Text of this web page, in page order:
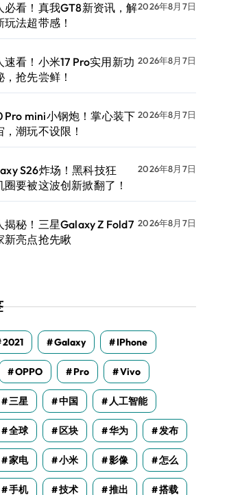
必看！真我GT8新资讯，解
法超带感！
2026年8月7日
速看！小米17 Pro实用新功
抢先尝鲜！
2026年8月7日
Pro mini小钢炮！掌心装下
，潮玩不设限！
2026年8月7日
S26炸场！黑科技狂
圈要被这波创新掀翻了！
2026年8月7日
揭秘！三星Galaxy Z Fold7
新亮点抢先瞅
2026年8月7日
2021 Galaxy IPhone
OPPO Pro Vivo
三星 中国 人工智能
全球 区块 华为 发布
家电 小米 影像 怎么
手机 技术 推出 搭载